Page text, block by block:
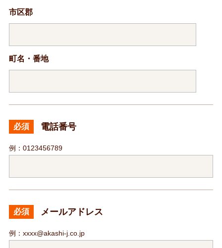
市区郡
町名・番地
必須 電話番号
例：0123456789
必須 メールアドレス
例：xxxx@akashi-j.co.jp